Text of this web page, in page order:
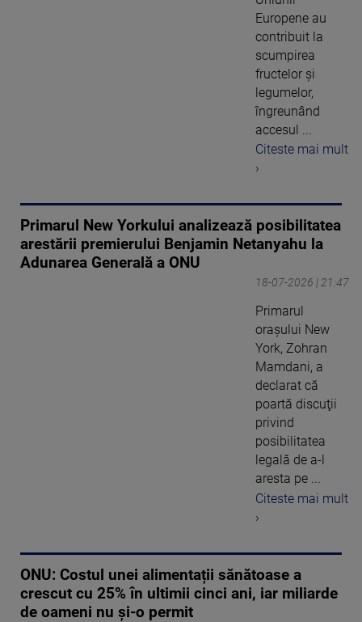
Europene au
contribuit la
scumpirea
fructelor și
legumelor,
îngreunând
accesul ...
Citeste mai mult
›
Primarul New Yorkului analizează posibilitatea
arestării premierului Benjamin Netanyahu la
Adunarea Generală a ONU
18-07-2026 | 21:47
Primarul
oraşului New
York, Zohran
Mamdani, a
declarat că
poartă discuţii
privind
posibilitatea
legală de a-l
aresta pe ...
Citeste mai mult
›
ONU: Costul unei alimentații sănătoase a
crescut cu 25% în ultimii cinci ani, iar miliarde
de oameni nu și-o permit